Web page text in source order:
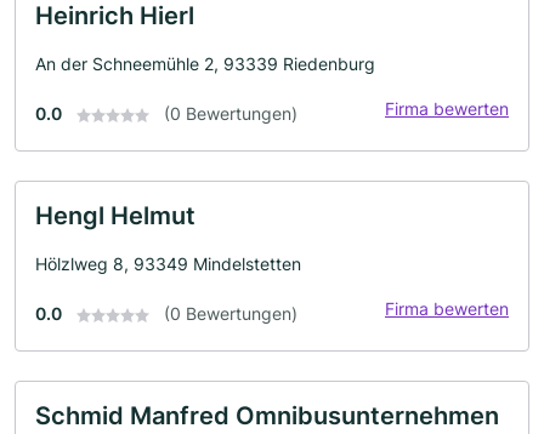
Heinrich Hierl
An der Schneemühle 2, 93339 Riedenburg
0.0 (0 Bewertungen) Firma bewerten
Hengl Helmut
Hölzlweg 8, 93349 Mindelstetten
0.0 (0 Bewertungen) Firma bewerten
Schmid Manfred Omnibusunternehmen